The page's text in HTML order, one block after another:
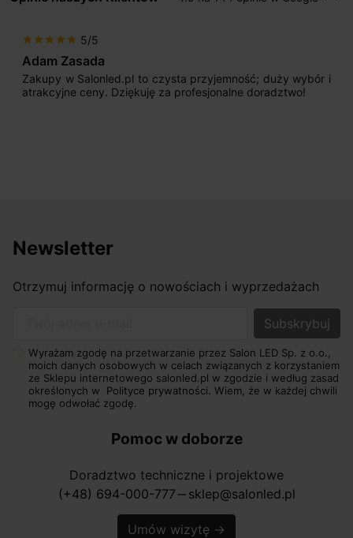
star star star star star 5/5
Adam Zasada
Zakupy w Salonled.pl to czysta przyjemność; duży wybór i
atrakcyjne ceny. Dziękuję za profesjonalne doradztwo!
Newsletter
Otrzymuj informację o nowościach i wyprzedażach
Wyrażam zgodę na przetwarzanie przez Salon LED Sp. z o.o.,
moich danych osobowych w celach związanych z korzystaniem
ze Sklepu internetowego salonled.pl w zgodzie i według zasad
określonych w Polityce prywatności. Wiem, że w każdej chwili
mogę odwołać zgodę.
Pomoc w doborze
Doradztwo techniczne i projektowe
(+48) 694-000-777 horizontal_rule sklep@salonled.pl
Umów wizytę →